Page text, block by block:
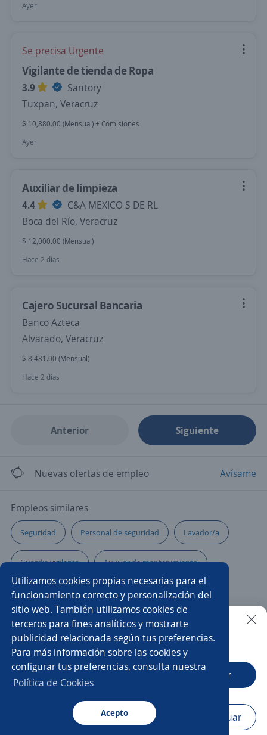
Utilizamos cookies propias necesarias para el
funcionamiento correcto y personalización del
sitio web. También utilizamos cookies de
terceros para fines analíticos y mostrarte
publicidad relacionada según tus preferencias.
Para más información sobre las cookies y
configurar tus preferencias, consulta nuestra
Política de Cookies
Acepto
Ayer
Se precisa Urgente
Vigilante de tienda de Ropa
3.9
Santory
Tuxpan, Veracruz
$ 10,880.00 (Mensual) + Comisiones
Ayer
Auxiliar de limpieza
4.4
C&A MEXICO S DE RL
Boca del Río, Veracruz
$ 12,000.00 (Mensual)
Hace 2 días
Cajero Sucursal Bancaria
Banco Azteca
Alvarado, Veracruz
$ 8,481.00 (Mensual)
Hace 2 días
Anterior Siguiente
Nuevas ofertas de empleo Avísame
Empleos similares
Seguridad Personal de seguridad Lavador/a
Guardia vigilante Auxiliar de mantenimiento
Guardia Supervisor/a
Ayudante de servicios generales Chófer custodio
Ayudante de limpieza Custodio/a
Supervisor/a de seguridad
Guardia intramuros
Buscar es más fácil en la app
CT App Abrir
Navegador Continuar